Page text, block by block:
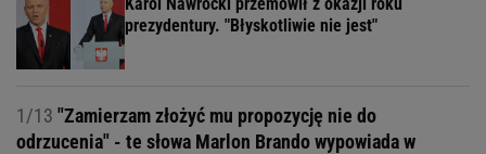
prezydentury. "Błyskotliwie nie jest"
1/13 "Zamierzam złożyć mu propozycję nie do
odrzucenia" - te słowa Marlon Brando wypowiada w